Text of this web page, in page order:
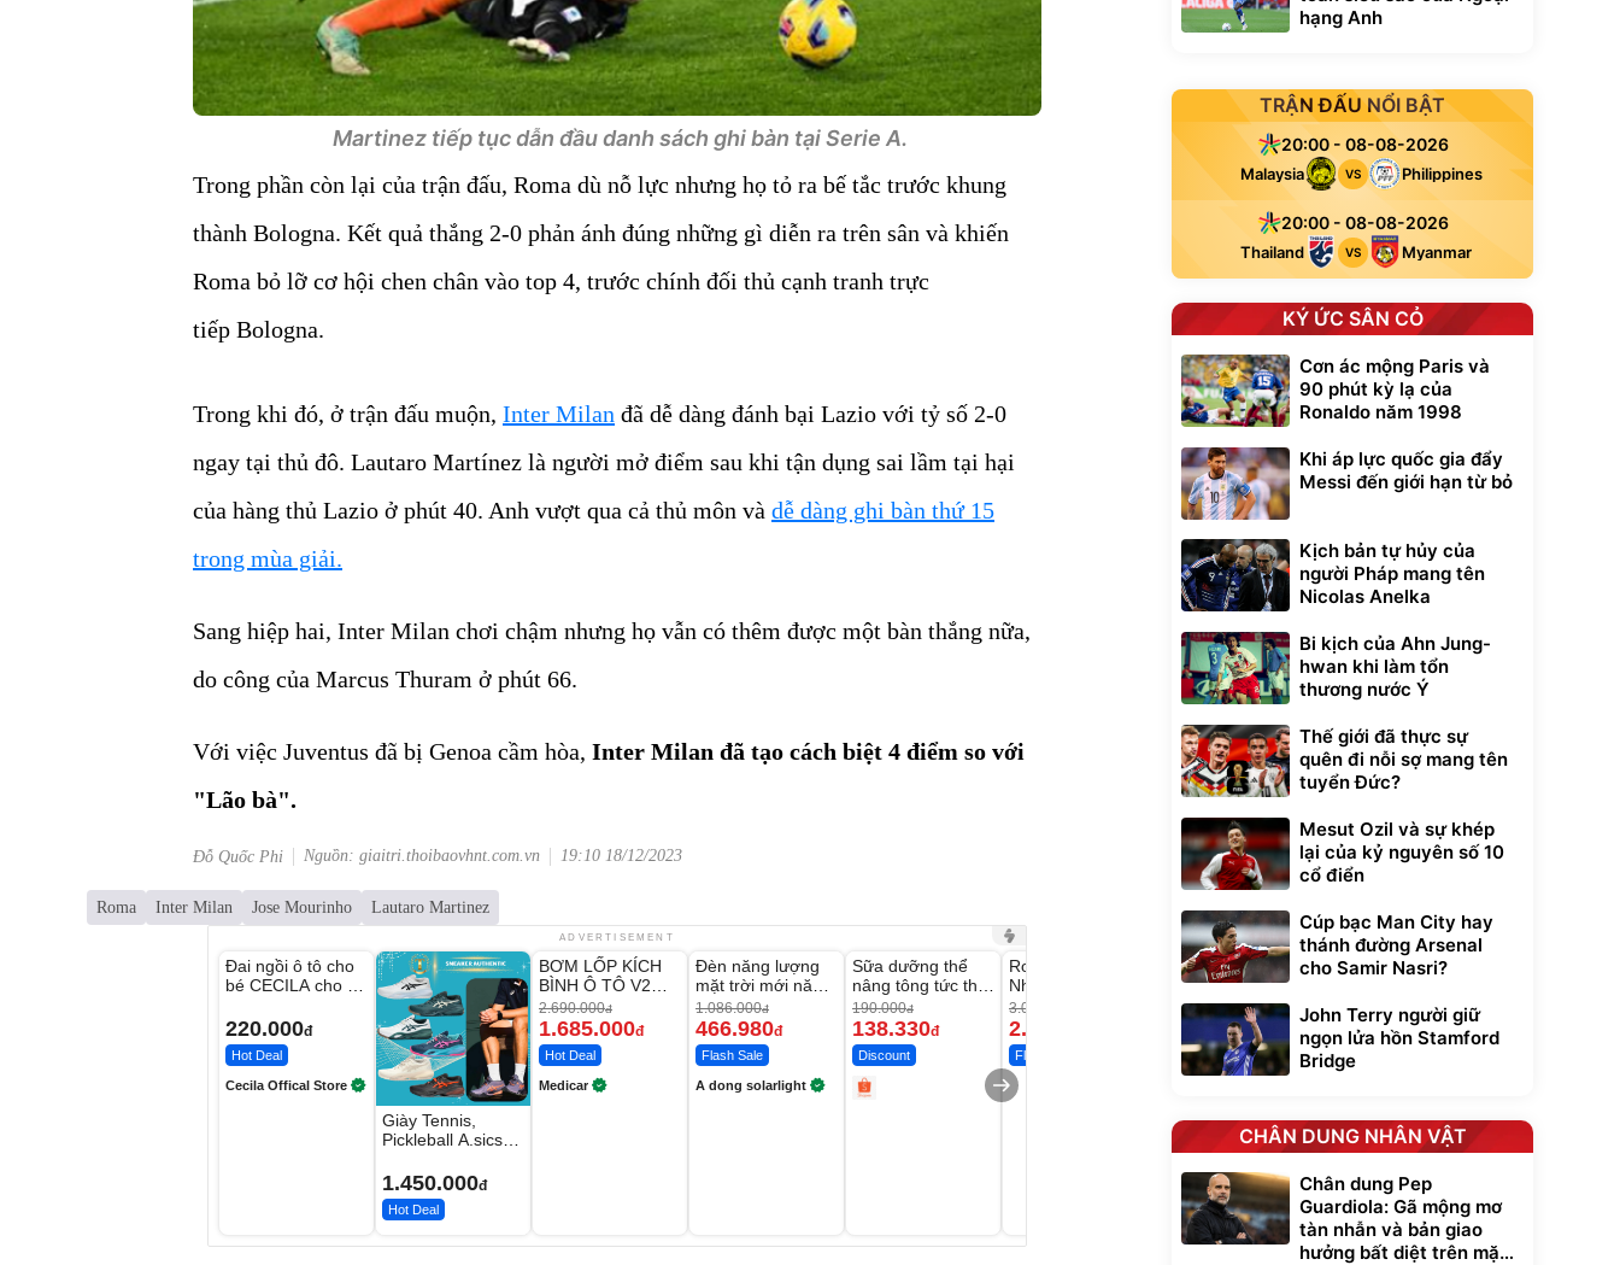
Martinez tiếp tục dẫn đầu danh sách ghi bàn tại Serie A.
Trong phần còn lại của trận đấu, Roma dù nỗ lực nhưng họ tỏ ra bế tắc trước khung
thành Bologna. Kết quả thắng 2-0 phản ánh đúng những gì diễn ra trên sân và khiến
Roma bỏ lỡ cơ hội chen chân vào top 4, trước chính đối thủ cạnh tranh trực
tiếp Bologna.
Trong khi đó, ở trận đấu muộn, Inter Milan đã dễ dàng đánh bại Lazio với tỷ số 2-0
ngay tại thủ đô. Lautaro Martínez là người mở điểm sau khi tận dụng sai lầm tại hại
của hàng thủ Lazio ở phút 40. Anh vượt qua cả thủ môn và dễ dàng ghi bàn thứ 15
trong mùa giải.
Sang hiệp hai, Inter Milan chơi chậm nhưng họ vẫn có thêm được một bàn thắng nữa,
do công của Marcus Thuram ở phút 66.
Với việc Juventus đã bị Genoa cầm hòa, Inter Milan đã tạo cách biệt 4 điểm so với
"Lão bà".
Đỗ Quốc Phi Nguồn: giaitri.thoibaovhnt.com.vn 19:10 18/12/2023
Roma Inter Milan Jose Mourinho Lautaro Martinez
ADVERTISEMENT
Đai ngồi ô tô cho
bé CECILA cho bé
220.000đ
Hot Deal
Cecila Offical Store
Giày Tennis,
Pickleball A.sics
Các Phối Màu
1.450.000đ
Hot Deal
-37%
Unmute
BƠM LỐP KÍCH
BÌNH Ô TÔ V2
4IN1 Medicar
12.000mAh
2.690.000đ
1.685.000đ
Hot Deal
Medicar
-56%
Đèn năng lượng
mặt trời mới năm
2026 có 120 viên
LED lớn
1.086.000đ
466.980đ
Flash Sale
A dong solarlight
-27%
Sữa dưỡng thể
nâng tông tức thì
Vaseline Body
190.000đ
138.330đ
Discount
Robot Hút Bụi Lau
Nhà - D2-001 -
Thông Minh
3.000.000
2.200.000
Flash Sale
Unmute
Vali Bamozo
Khung Nhôm
9066 Size
20/24/28 Cao Cấp
1.000.000
825.000 đ
Flash Sale
Lót ghế ôtô, nâng
lưng chống nóng
giúp thoải mái
trong di chuyển
295.000đ
Đã bán nhiều
hạng Anh
TRẬN ĐẤU NỔI BẬT
20:00 - 08-08-2026
Malaysia VS Philippines
20:00 - 08-08-2026
Thailand VS Myanmar
KÝ ỨC SÂN CỎ
Cơn ác mộng Paris và
90 phút kỳ lạ của
Ronaldo năm 1998
Khi áp lực quốc gia đẩy
Messi đến giới hạn từ bỏ
Kịch bản tự hủy của
người Pháp mang tên
Nicolas Anelka
Bi kịch của Ahn Jung-
hwan khi làm tổn
thương nước Ý
Thế giới đã thực sự
quên đi nỗi sợ mang tên
tuyển Đức?
Mesut Ozil và sự khép
lại của kỷ nguyên số 10
cổ điển
Cúp bạc Man City hay
thánh đường Arsenal
cho Samir Nasri?
John Terry người giữ
ngọn lửa hồn Stamford
Bridge
CHÂN DUNG NHÂN VẬT
Chân dung Pep
Guardiola: Gã mộng mơ
tàn nhẫn và bản giao
hưởng bất diệt trên mặt